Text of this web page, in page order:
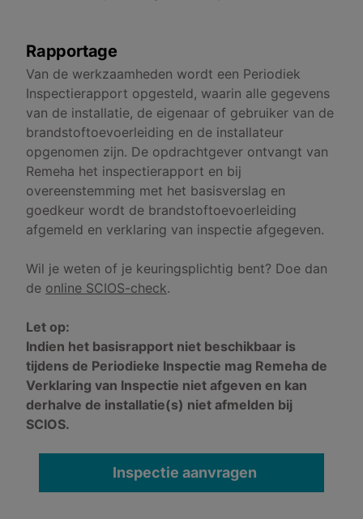
Rapportage
Van de werkzaamheden wordt een Periodiek
Inspectierapport opgesteld, waarin alle gegevens
van de installatie, de eigenaar of gebruiker van de
brandstoftoevoerleiding en de installateur
opgenomen zijn. De opdrachtgever ontvangt van
Remeha het inspectierapport en bij
overeenstemming met het basisverslag en
goedkeur wordt de brandstoftoevoerleiding
afgemeld en verklaring van inspectie afgegeven.
Wil je weten of je keuringsplichtig bent? Doe dan
de online SCIOS-check.
Let op:
Indien het basisrapport niet beschikbaar is
tijdens de Periodieke Inspectie mag Remeha de
Verklaring van Inspectie niet afgeven en kan
derhalve de installatie(s) niet afmelden bij
SCIOS.
Inspectie aanvragen